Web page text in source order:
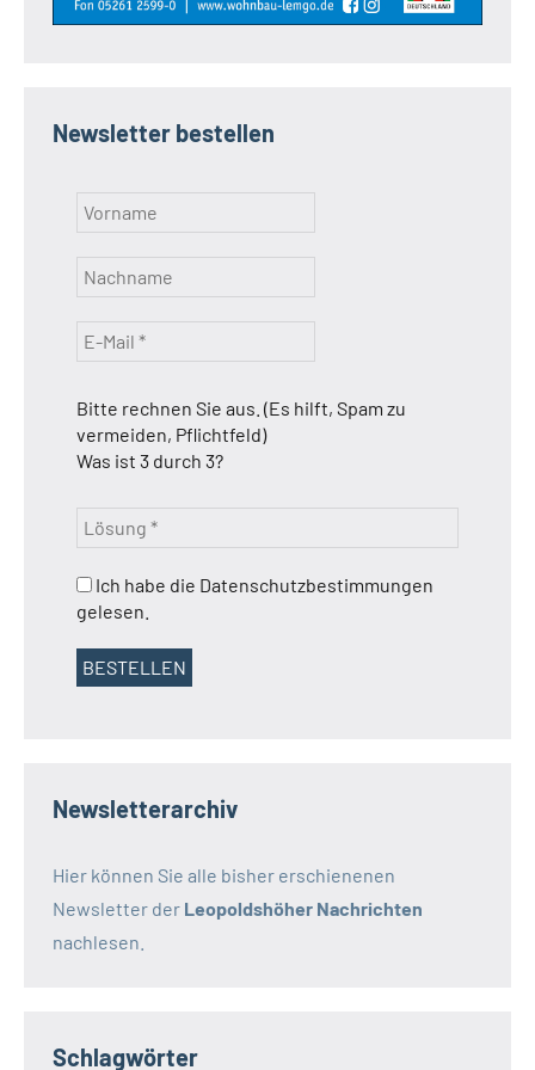
Newsletter bestellen
Bitte rechnen Sie aus. (Es hilft, Spam zu
vermeiden, Pflichtfeld)
Was ist 3 durch 3?
Ich habe die Datenschutzbestimmungen
gelesen.
Newsletterarchiv
Hier können Sie alle bisher erschienenen
Newsletter der Leopoldshöher Nachrichten
nachlesen.
Schlagwörter